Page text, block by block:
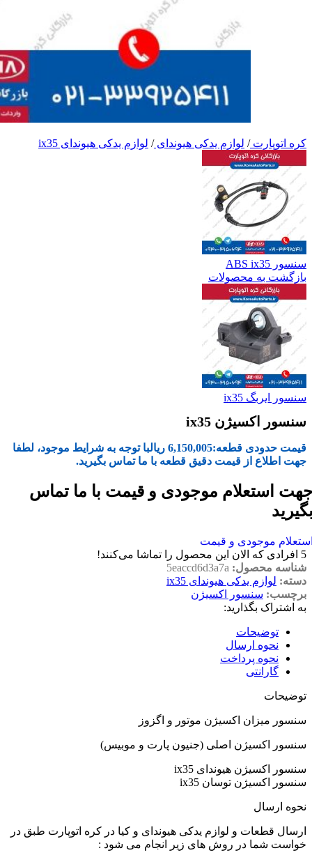
کره اتوپارت/ لوازم یدکی هیوندای/ لوازم یدکی هیوندای ix35
سنسور ABS ix35
بازگشت به محصولات
سنسور ایربگ ix35
سنسور اکسیژن ix35
قیمت حدودی قطعه:6,150,005 ریالبا توجه به شرایط موجود، لطفا
جهت اطلاع از قیمت دقیق قطعه با ما تماس بگیرید.
استعلام موجودی و قیمت با ما تماس
موجودی و قیمت
5 افرادی که الان این محصول را تماشا می‌کنند!
شناسه محصول: 5eaccd6d3a7a
دسته: لوازم یدکی هیوندای ix35
برچسب: سنسور اکسیژن
به اشتراک بگذارید:
توضیحات
نحوه ارسال
نحوه پرداخت
گارانتی
توضیحات
سنسور میزان اکسیژن موتور و اگزوز
سنسور اکسیژن اصلی (جنیون پارت و موبیس)
سنسور اکسیژن هیوندای ix35
سنسور اکسیژن توسان ix35
نحوه ارسال
ارسال قطعات و لوازم یدکی هیوندای و کیا در کره اتوپارت طبق در
خواست شما در روش های زیر انجام می شود :